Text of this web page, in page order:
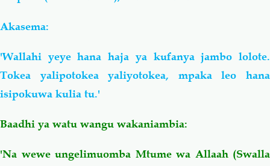
Akasema:
'Wallahi yeye hana haja ya kufanya jambo lolote.
Tokea yalipotokea yaliyotokea, mpaka leo hana
isipokuwa kulia tu.'
Baadhi ya watu wangu wakaniambia:
'Na wewe ungelimuomba Mtume wa Allaah (Swalla